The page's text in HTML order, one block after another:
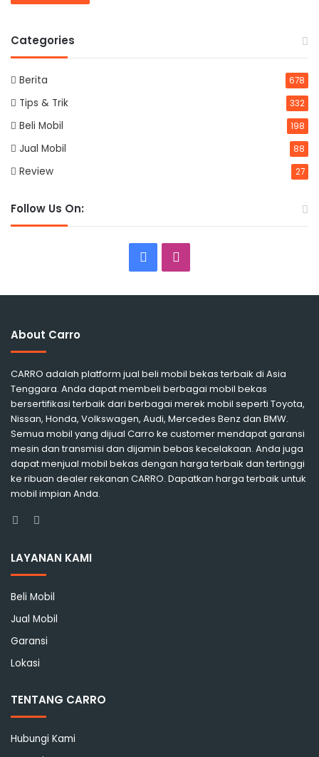
Categories
Berita 678
Tips & Trik 332
Beli Mobil 198
Jual Mobil 88
Review 27
Follow Us On:
Facebook
About Carro
CARRO adalah platform jual beli mobil bekas terbaik di Asia
Tenggara. Anda dapat membeli berbagai mobil bekas
bersertifikasi terbaik dari berbagai merek mobil seperti Toyota,
Nissan, Honda, Volkswagen, Audi, Mercedes Benz dan BMW.
Semua mobil yang dijual Carro ke customer mendapat garansi
mesin dan transmisi dan dijamin bebas kecelakaan. Anda juga
dapat menjual mobil bekas dengan harga terbaik dan tertinggi
ke ribuan dealer rekanan CARRO. Dapatkan harga terbaik untuk
mobil impian Anda.
Facebook
Instagram
LAYANAN KAMI
Beli Mobil
Jual Mobil
Garansi
Lokasi
TENTANG CARRO
Hubungi Kami